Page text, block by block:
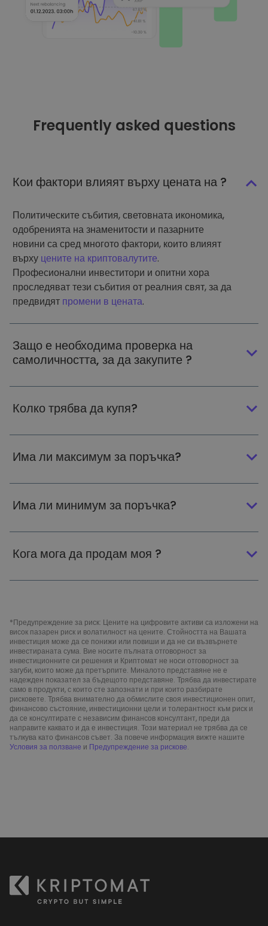
Frequently asked questions
Кои фактори влияят върху цената на ?
Политическите събития, световната икономика,
одобренията на знаменитости и пазарните
новини са сред многото фактори, които влияят
върху цените на криптовалутите.
Професионални инвеститори и опитни хора
проследяват тези събития от реалния свят, за да
предвидят промени в цената.
Защо е необходима проверка на
самоличността, за да закупите ?
Колко трябва да купя?
Има ли максимум за поръчка?
Има ли минимум за поръчка?
Кога мога да продам моя ?
*Предупреждение за риск: Цените на цифровите активи са изложени на
висок пазарен риск и волатилност на цените. Стойността на Вашата
инвестиция може да се понижи или повиши и да не си възвърнете
инвестираната сума. Вие носите пълната отговорност за
инвестиционните си решения и Криптомат не носи отговорност за
загуби, които може да претърпите. Миналото представяне не е
надежден показател за бъдещото представяне. Трябва да инвестирате
само в продукти, с които сте запознати и при които разбирате
рисковете. Трябва внимателно да обмислите своя инвестиционен опит,
финансово състояние, инвестиционни цели и толерантност към риск и
да се консултирате с независим финансов консултант, преди да
направите каквато и да е инвестиция. Този материал не трябва да се
тълкува като финансов съвет. За повече информация вижте нашите
Условия за ползване и Предупреждение за рискове.